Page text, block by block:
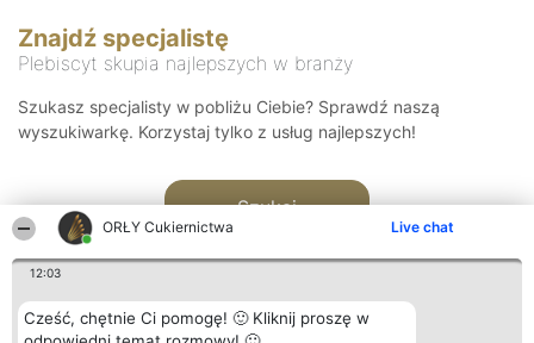
ORŁY Cukiernictwa Live chat
12:03
Cześć, chętnie Ci pomogę! 🙂 Kliknij proszę w
Znajdź specjalistę
Plebiscyt skupia najlepszych w branży
Szukasz specjalisty w pobliżu Ciebie? Sprawdź naszą
wyszukiwarkę. Korzystaj tylko z usług najlepszych!
Szukaj